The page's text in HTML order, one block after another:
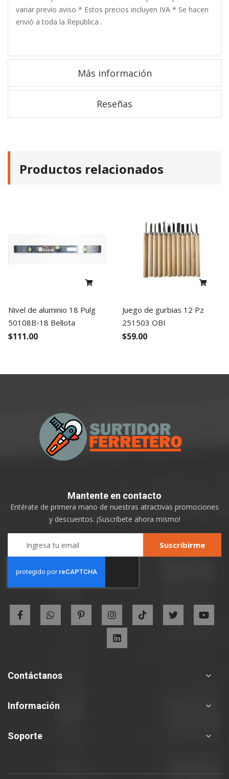
variar previo aviso * Estos precios incluyen IVA * Se hacen
envió a toda la República .
Más información
Reseñas
Productos relacionados
Nivel de aluminio 18 Pulg
50108B-18 Bellota
$111.00
Juego de gurbias 12 Pz
251503 OBI
$59.00
Contáctanos
Información
Soporte
Mantente en contacto
Entérate de primera mano de nuestras atractivas promociones
y descuentos. ¡Suscríbete ahora mismo!
Newsletter:
Suscribirme